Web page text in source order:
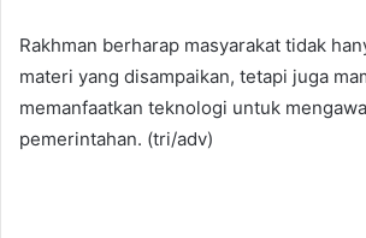
Rakhman berharap masyarakat tidak
materi yang disampaikan, tetapi juga
memanfaatkan teknologi untuk
pemerintahan. (tri/adv)